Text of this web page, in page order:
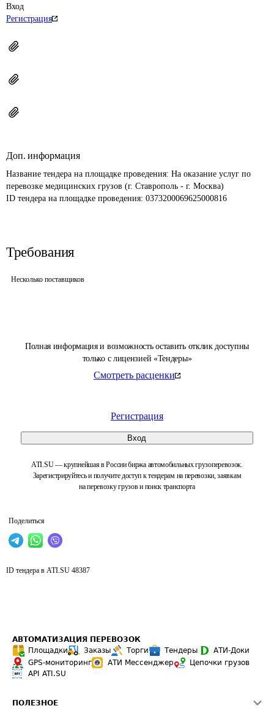
Полная информация и возможность оставить отклик доступны
только с лицензией «Тендеры»
Смотреть расценки
Регистрация
Вход
ATI.SU — крупнейшая в России биржа автомобильных грузоперевозок.
Зарегистрируйтесь и получите доступ к тендерам на перевозки, заявкам
на перевозку грузов и поиск транспорта
Поделиться
Вход
Регистрация
Доп. информация
Название тендера на площадке проведения: На оказание услуг по
перевозке медицинских грузов (г. Ставрополь - г. Москва)
ID тендера на площадке проведения: 0373200069625000816
Требования
Несколько поставщиков
ID тендера в ATI.SU 48387
АВТОМАТИЗАЦИЯ ПЕРЕВОЗОК
Площадки
Заказы Торги Тендеры
АТИ-Доки
GPS-мониторинг
АТИ Мессенджер
Цепочки грузов
API ATI.SU
ПОЛЕЗНОЕ